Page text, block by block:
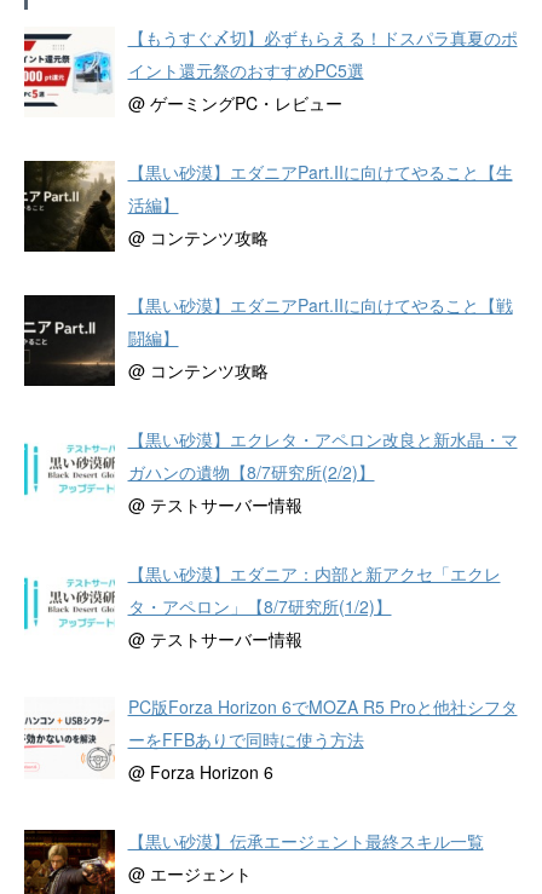
【もうすぐ〆切】必ずもらえる！ドスパラ真夏のポ
イント還元祭のおすすめPC5選
@ ゲーミングPC・レビュー
【黒い砂漠】エダニアPart.IIに向けてやること【生
活編】
@ コンテンツ攻略
【黒い砂漠】エダニアPart.IIに向けてやること【戦
闘編】
@ コンテンツ攻略
【黒い砂漠】エクレタ・アペロン改良と新水晶・マ
ガハンの遺物【8/7研究所(2/2)】
@ テストサーバー情報
【黒い砂漠】エダニア：内部と新アクセ「エクレ
タ・アペロン」【8/7研究所(1/2)】
@ テストサーバー情報
PC版Forza Horizon 6でMOZA R5 Proと他社シフタ
ーをFFBありで同時に使う方法
@ Forza Horizon 6
【黒い砂漠】伝承エージェント最終スキル一覧
@ エージェント